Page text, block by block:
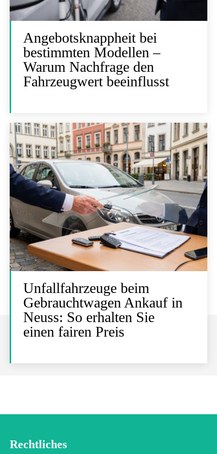
Angebotsknappheit bei
bestimmten Modellen –
Warum Nachfrage den
Fahrzeugwert beeinflusst
Unfallfahrzeuge beim
Gebrauchtwagen Ankauf in
Neuss: So erhalten Sie
einen fairen Preis
Rechtliches